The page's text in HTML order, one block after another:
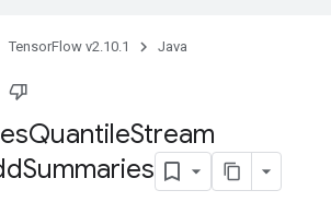
TensorFlow v2.10.1 Java
QuantileStream
Summaries